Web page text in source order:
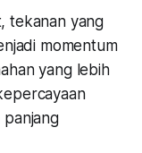
tekanan yang
momentum
yang lebih